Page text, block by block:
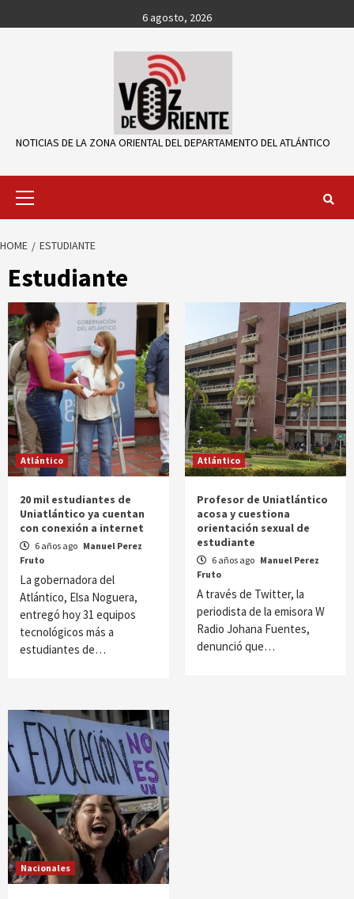
to
6 agosto, 2026
NOTICIAS DE LA ZONA ORIENTAL DEL DEPARTAMENTO DEL ATLÁNTICO
Primary
HOME ESTUDIANTE
Estudiante
Atlántico
20 mil estudiantes de
Uniatlántico ya cuentan
con conexión a internet
6 años ago Manuel Perez
Fruto
La gobernadora del
Atlántico, Elsa Noguera,
entregó hoy 31 equipos
tecnológicos más a
estudiantes de…
Atlántico
Profesor de Uniatlántico
acosa y cuestiona
orientación sexual de
estudiante
6 años ago Manuel Perez
Fruto
A través de Twitter, la
periodista de la emisora W
Radio Johana Fuentes,
denunció que…
Nacionales